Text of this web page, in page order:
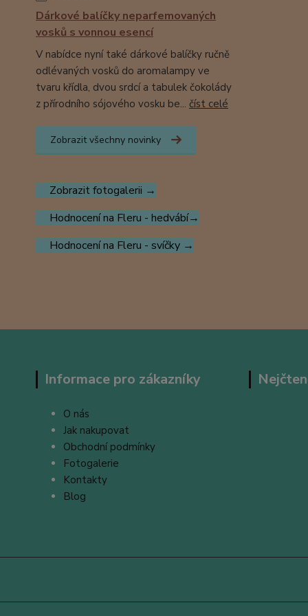
Dárkové balíčky neparfemovaných
vosků s vonnou esencí
V nabídce nyní také dárkové balíčky ručně
odlévaných vosků do aromalampy ve
tvaru křídla, dvou srdcí a tabulek čokolády
z přírodního sójového vosku be... číst celé
Zobrazit všechny novinky
Zobrazit fotogalerii →
Hodnocení na Fleru - hedvábí→
Hodnocení na Fleru - svíčky →
Informace pro zákazníky
O nás
Jak nakupovat
Obchodní podmínky
Fotogalerie
Kontakty
Blog